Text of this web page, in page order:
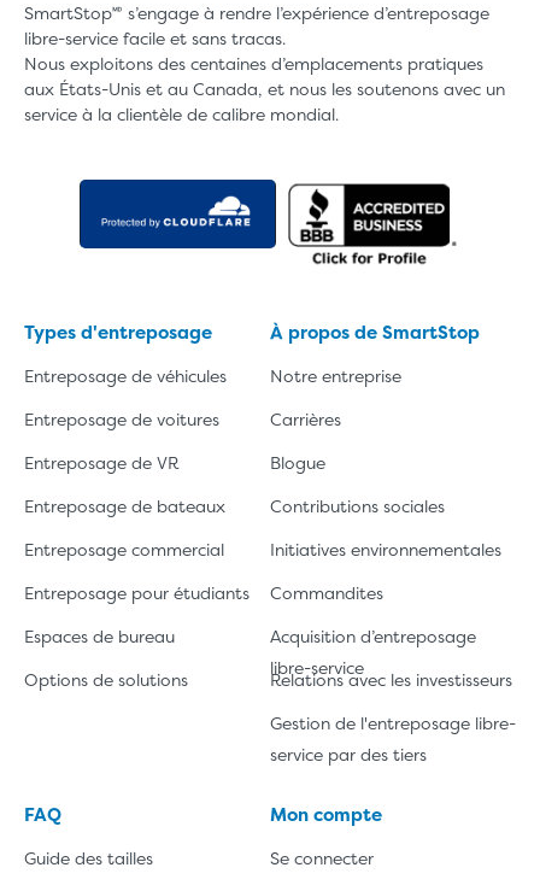
SmartStop🅫 s’engage à rendre l’expérience d’entreposage
libre-service facile et sans tracas.
Nous exploitons des centaines d’emplacements pratiques
aux États-Unis et au Canada, et nous les soutenons avec un
service à la clientèle de calibre mondial.
Types d'entreposage
Entreposage de véhicules
Entreposage de voitures
Entreposage de VR
Entreposage de bateaux
Entreposage commercial
Entreposage pour étudiants
Espaces de bureau
Options de solutions
À propos de SmartStop
Notre entreprise
Carrières
Blogue
Contributions sociales
Initiatives environnementales
Commandites
Acquisition d’entreposage
libre-service
Relations avec les investisseurs
Gestion de l'entreposage libre-
service par des tiers
FAQ
Guide des tailles
Mon compte
Se connecter